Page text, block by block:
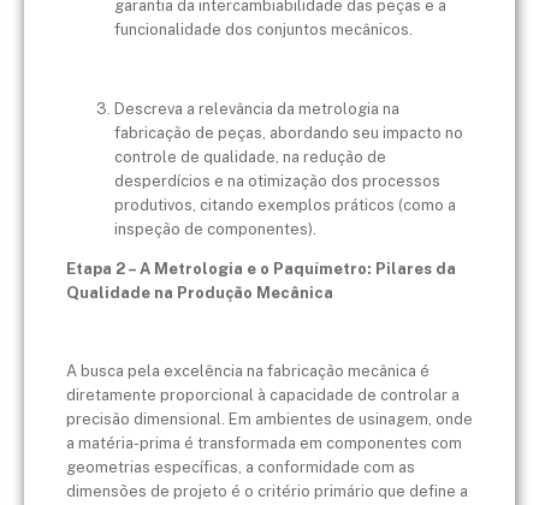
garantia da intercambiabilidade das peças e a
funcionalidade dos conjuntos mecânicos.
Descreva a relevância da metrologia na
fabricação de peças, abordando seu impacto no
controle de qualidade, na redução de
desperdícios e na otimização dos processos
produtivos, citando exemplos práticos (como a
inspeção de componentes).
Etapa 2 – A Metrologia e o Paquímetro: Pilares da
Qualidade na Produção Mecânica
A busca pela excelência na fabricação mecânica é
diretamente proporcional à capacidade de controlar a
precisão dimensional. Em ambientes de usinagem, onde
a matéria-prima é transformada em componentes com
geometrias específicas, a conformidade com as
dimensões de projeto é o critério primário que define a